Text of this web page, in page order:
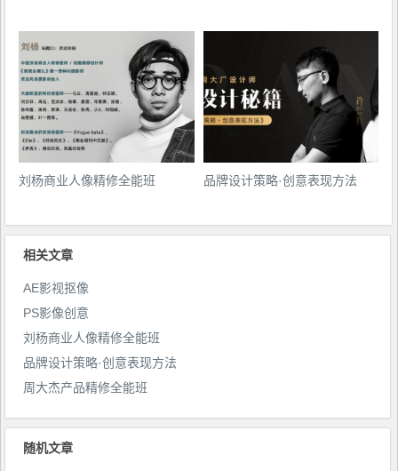
刘杨商业人像精修全能班 品牌设计策略·创意表现方法
相关文章
AE影视抠像
PS影像创意
刘杨商业人像精修全能班
品牌设计策略·创意表现方法
周大杰产品精修全能班
随机文章